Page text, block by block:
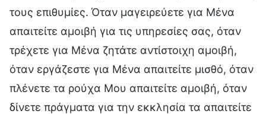
τους επιθυμίες. Όταν μαγειρεύετε για Μένα
απαιτείτε αμοιβή για τις υπηρεσίες σας, όταν
τρέχετε για Μένα ζητάτε αντίστοιχη αμοιβή,
όταν εργάζεστε για Μένα απαιτείτε μισθό, όταν
πλένετε τα ρούχα Μου απαιτείτε αμοιβή, όταν
δίνετε πράγματα για την εκκλησία τα απαιτείτε